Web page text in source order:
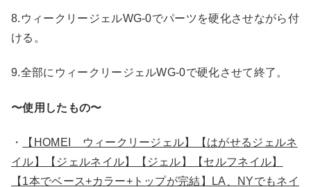
8.ウィークリージェルWG-0でパーツを硬化させながら付
ける。
9.全部にウィークリージェルWG-0で硬化させて終了。
〜使用したもの〜
・
【HOMEI ウィークリージェル】【はがせるジェルネ
イル】【ジェルネイル】【ジェル】【セルフネイル】
【1本でベース+カラー+トップが完結】LA、NYでもネイ